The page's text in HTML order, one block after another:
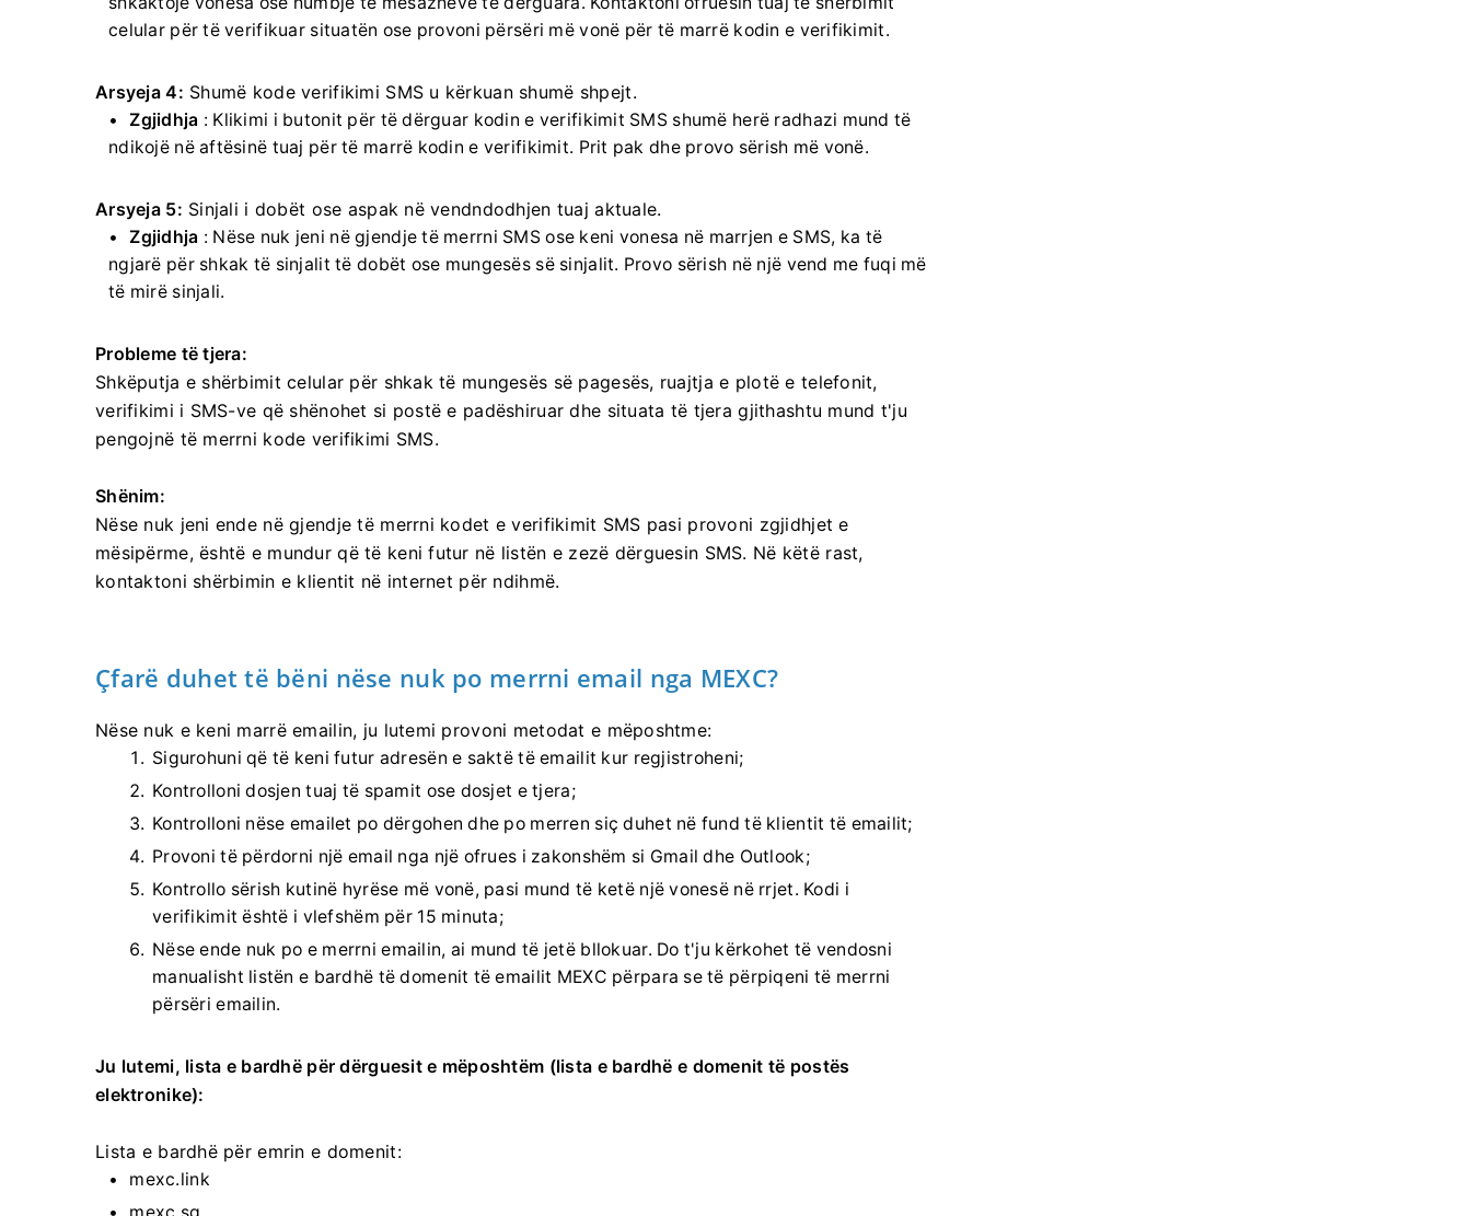
celular për të verifikuar situatën ose provoni përsëri më vonë për të marrë kodin e verifikimit.
Arsyeja 4: Shumë kode verifikimi SMS u kërkuan shumë shpejt.
Zgjidhja : Klikimi i butonit për të dërguar kodin e verifikimit SMS shumë herë radhazi mund të
ndikojë në aftësinë tuaj për të marrë kodin e verifikimit. Prit pak dhe provo sërish më vonë.
Arsyeja 5: Sinjali i dobët ose aspak në vendndodhjen tuaj aktuale.
Zgjidhja : Nëse nuk jeni në gjendje të merrni SMS ose keni vonesa në marrjen e SMS, ka të
ngjarë për shkak të sinjalit të dobët ose mungesës së sinjalit. Provo sërish në një vend me fuqi më
të mirë sinjali.
Probleme të tjera:
Shkëputja e shërbimit celular për shkak të mungesës së pagesës, ruajtja e plotë e telefonit,
verifikimi i SMS-ve që shënohet si postë e padëshiruar dhe situata të tjera gjithashtu mund t'ju
pengojnë të merrni kode verifikimi SMS.
Shënim:
Nëse nuk jeni ende në gjendje të merrni kodet e verifikimit SMS pasi provoni zgjidhjet e
mësipërme, është e mundur që të keni futur në listën e zezë dërguesin SMS. Në këtë rast,
kontaktoni shërbimin e klientit në internet për ndihmë.
Çfarë duhet të bëni nëse nuk po merrni email nga MEXC?
Nëse nuk e keni marrë emailin, ju lutemi provoni metodat e mëposhtme:
Sigurohuni që të keni futur adresën e saktë të emailit kur regjistroheni;
Kontrolloni dosjen tuaj të spamit ose dosjet e tjera;
Kontrolloni nëse emailet po dërgohen dhe po merren siç duhet në fund të klientit të emailit;
Provoni të përdorni një email nga një ofrues i zakonshëm si Gmail dhe Outlook;
Kontrollo sërish kutinë hyrëse më vonë, pasi mund të ketë një vonesë në rrjet. Kodi i
verifikimit është i vlefshëm për 15 minuta;
Nëse ende nuk po e merrni emailin, ai mund të jetë bllokuar. Do t'ju kërkohet të vendosni
manualisht listën e bardhë të domenit të emailit MEXC përpara se të përpiqeni të merrni
përsëri emailin.
Ju lutemi, lista e bardhë për dërguesit e mëposhtëm (lista e bardhë e domenit të postës
elektronike):
Lista e bardhë për emrin e domenit:
mexc.link